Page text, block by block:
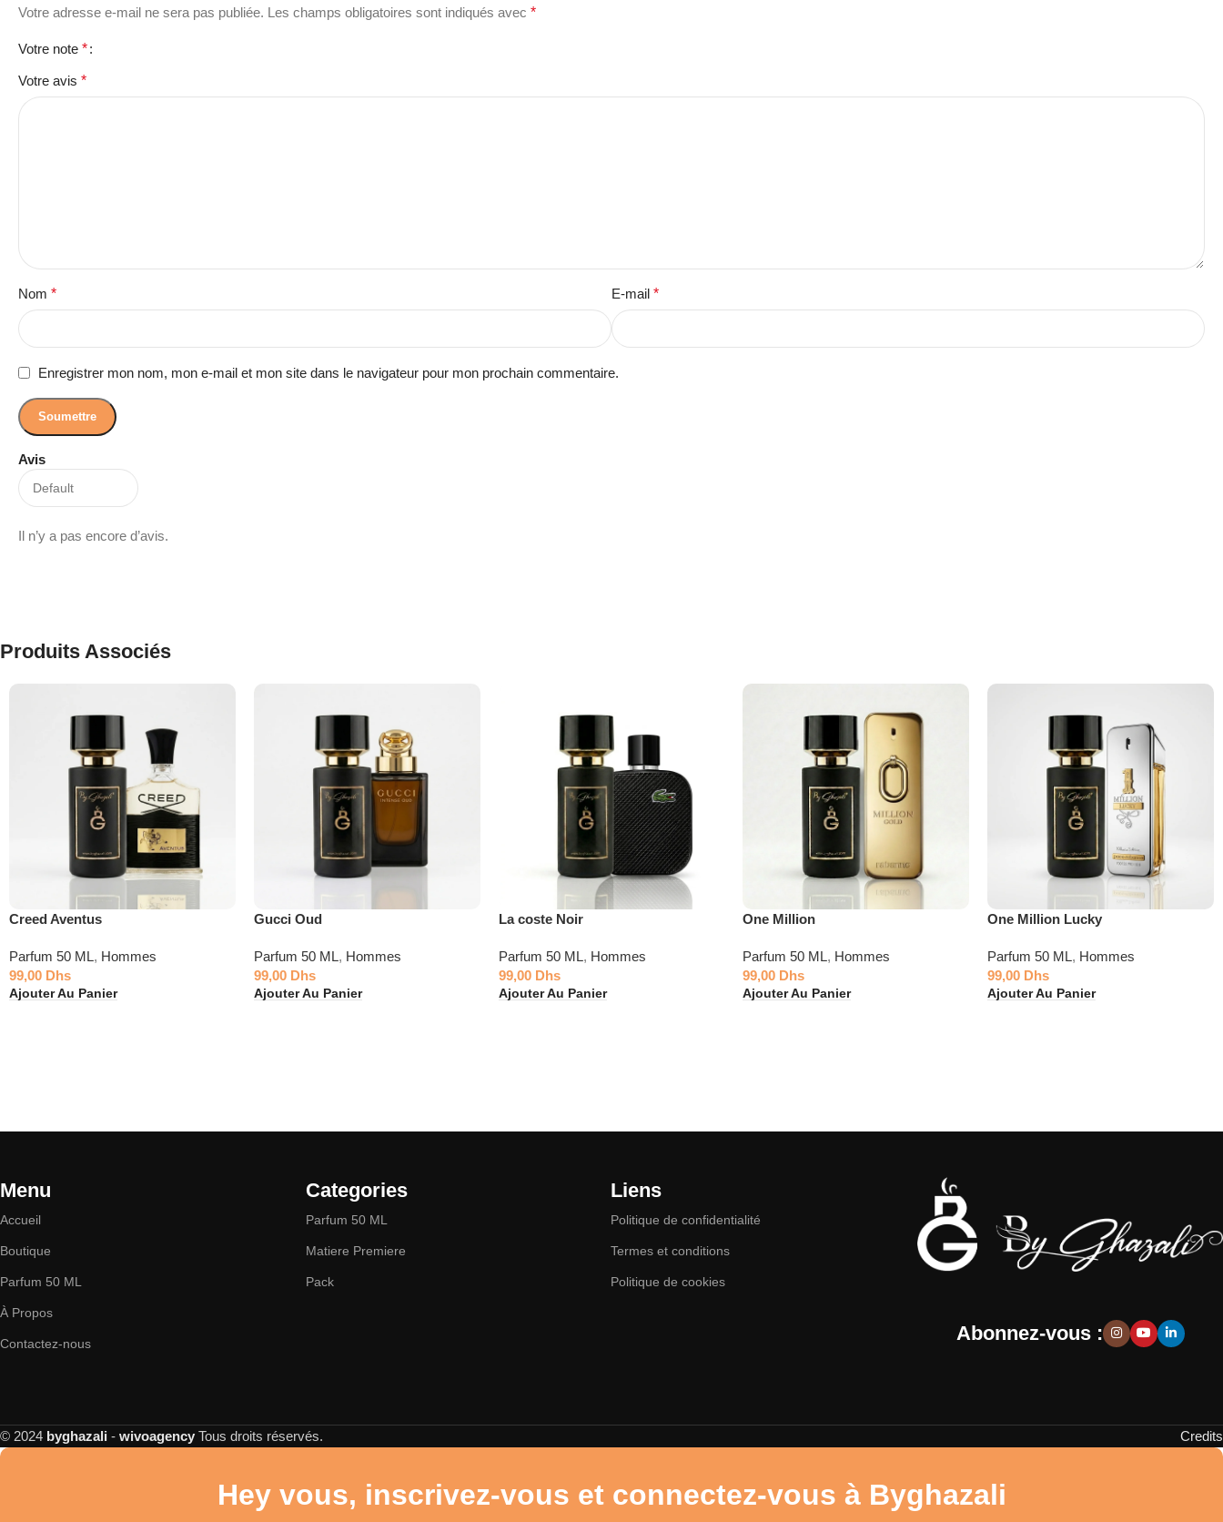
Avis
Il n’y a pas encore d’avis.
Votre adresse e-mail ne sera pas publiée. Les champs obligatoires sont indiqués avec *
Votre note *
Votre avis *
Nom * E-mail *
Enregistrer mon nom, mon e-mail et mon site dans le navigateur pour mon prochain commentaire.
Produits Associés
Creed Aventus
Parfum 50 ML, Hommes
99,00 Dhs
Ajouter Au Panier
Gucci Oud
Parfum 50 ML, Hommes
99,00 Dhs
Ajouter Au Panier
La coste Noir
Parfum 50 ML, Hommes
99,00 Dhs
Ajouter Au Panier
One Million
Parfum 50 ML, Hommes
99,00 Dhs
Ajouter Au Panier
One Million Lucky
Parfum 50 ML, Hommes
99,00 Dhs
Ajouter Au Panier
Menu
Accueil
Boutique
Parfum 50 ML
À Propos
Contactez-nous
Categories
Parfum 50 ML
Matiere Premiere
Pack
Liens
Politique de confidentialité
Termes et conditions
Politique de cookies
Abonnez-vous :
© 2024 byghazali - wivoagency Tous droits réservés. Credits
Hey vous, inscrivez-vous et connectez-vous à Byghazali